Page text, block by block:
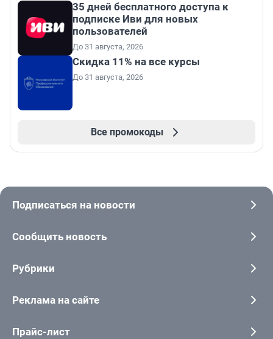
35 дней бесплатного доступа к
подписке Иви для новых
пользователей
До 31 августа, 2026
Скидка 11% на все курсы
До 31 августа, 2026
Все промокоды
Подписаться на новости
Сообщить новость
Рубрики
Реклама на сайте
Прайс-лист